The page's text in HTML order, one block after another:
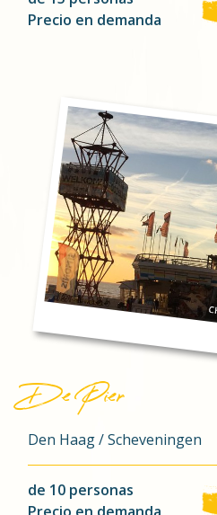
Precio en demanda
De Pier
Den Haag / Scheveningen
de 10 personas